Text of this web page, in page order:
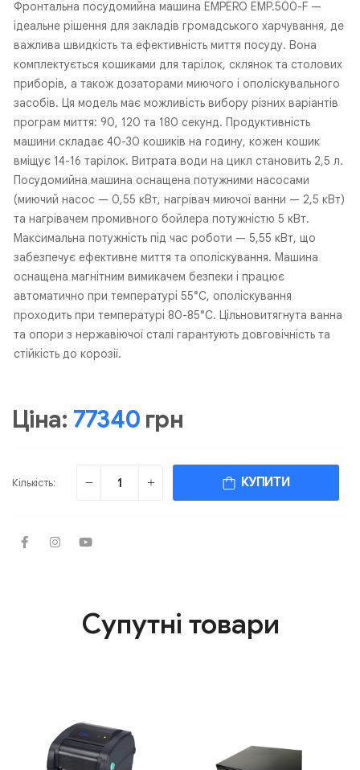
Фронтальна посудомийна машина EMPERO EMP.500-F —
ідеальне рішення для закладів громадського харчування, де
важлива швидкість та ефективність миття посуду. Вона
комплектується кошиками для тарілок, склянок та столових
приборів, а також дозаторами миючого і ополіскувального
засобів. Ця модель має можливість вибору різних варіантів
програм миття: 90, 120 та 180 секунд. Продуктивність
машини складає 40-30 кошиків на годину, кожен кошик
вміщує 14-16 тарілок. Витрата води на цикл становить 2,5 л.
Посудомийна машина оснащена потужними насосами
(миючий насос — 0,55 кВт, нагрівач миючої ванни — 2,5 кВт)
та нагрівачем промивного бойлера потужністю 5 кВт.
Максимальна потужність під час роботи — 5,55 кВт, що
забезпечує ефективне миття та ополіскування. Машина
оснащена магнітним вимикачем безпеки і працює
автоматично при температурі 55°C, ополіскування
проходить при температурі 80-85°C. Цільновитягнута ванна
та опори з нержавіючої сталі гарантують довговічність та
стійкість до корозії.
Ціна: 77340грн
Кількість: КУПИТИ
Супутні товари